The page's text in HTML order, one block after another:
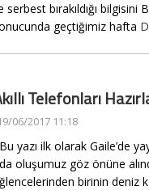
serbest bırakıldığı bilgisini
geçtiğimiz hafta
Telefonları
06/2017 11:18
yazı ilk olarak Gaile’de
oluşumuz göz önüne
birinin deniz